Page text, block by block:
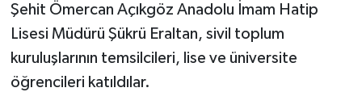
Şehit Ömercan Açıkgöz Anadolu İmam Hatip
Lisesi Müdürü Şükrü Eraltan, sivil toplum
kuruluşlarının temsilcileri, lise ve üniversite
öğrencileri katıldılar.